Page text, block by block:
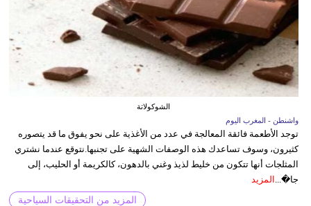
الشوكولاتة
واشنطن - المغرب اليوم
توجد الأطعمة فائقة المعالجة في عدد من الأغذية على نحو يفوق ما قد يتصوره
كثيرون، وسوف تساعدك هذه الوصفات الشهية على تجنبها.نتوقع عندما نشتري
المثلجات أنها تتكون من خليط لذيذ وغني بالدهون، كالكريمة أو الحليب، إلى
جا�... المزيد
المزيد من التحقيقات السياحية